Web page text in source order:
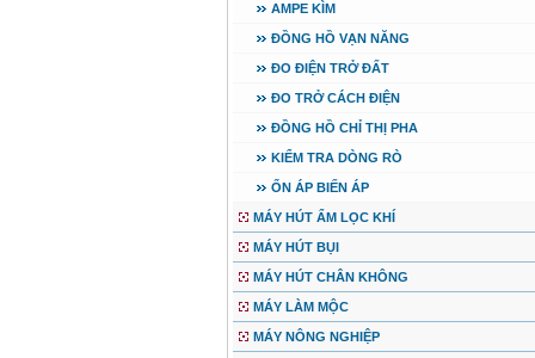
AMPE KÌM
ĐỒNG HỒ VẠN NĂNG
ĐO ĐIỆN TRỞ ĐẤT
ĐO TRỞ CÁCH ĐIỆN
ĐỒNG HỒ CHỈ THỊ PHA
KIỂM TRA DÒNG RÒ
ỔN ÁP BIẾN ÁP
MÁY HÚT ẨM LỌC KHÍ
MÁY HÚT BỤI
MÁY HÚT CHÂN KHÔNG
MÁY LÀM MỘC
MÁY NÔNG NGHIỆP